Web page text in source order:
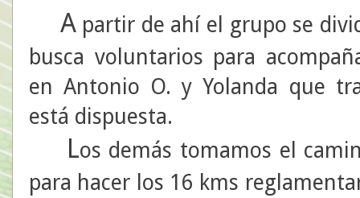
Apartir de ahí el grupo se
busca voluntarios para
en Antonio O. y Yolanda que
está dispuesta.
Los demás tomamos el
para hacer los 16 kms